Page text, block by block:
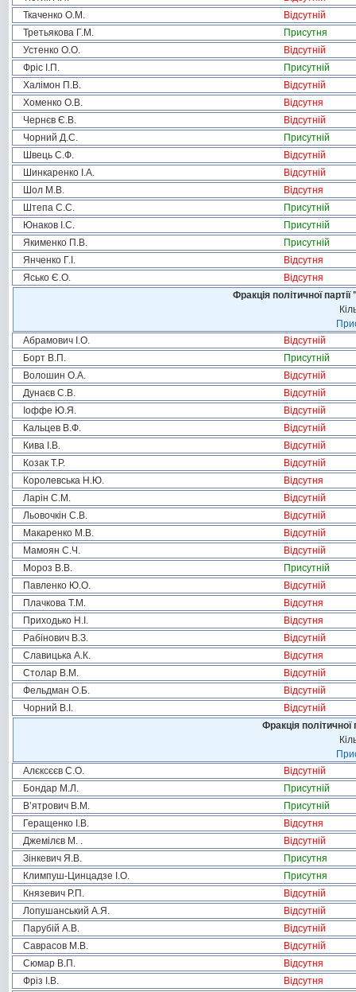
Ткаченко О.М.
Відсутній
Третьякова Г.М.
Присутня
Устенко О.О.
Відсутній
Фріс І.П.
Присутній
Халімон П.В.
Відсутній
Хоменко О.В.
Відсутня
Чернєв Є.В.
Відсутній
Чорний Д.С.
Присутній
Швець С.Ф.
Відсутній
Шинкаренко І.А.
Відсутній
Шол М.В.
Відсутня
Штепа С.С.
Присутній
Юнаков І.С.
Присутній
Якименко П.В.
Присутній
Янченко Г.І.
Відсутня
Ясько Є.О.
Відсутня
Фракція політичної
Абрамович І.О.
Відсутній
Борт В.П.
Присутній
Волошин О.А.
Відсутній
Дунаєв С.В.
Відсутній
Іоффе Ю.Я.
Відсутній
Кальцев В.Ф.
Відсутній
Кива І.В.
Відсутній
Козак Т.Р.
Відсутній
Королевська Н.Ю.
Відсутня
Ларін С.М.
Відсутній
Льовочкін С.В.
Відсутній
Макаренко М.В.
Відсутній
Мамоян С.Ч.
Відсутній
Мороз В.В.
Присутній
Павленко Ю.О.
Відсутній
Плачкова Т.М.
Відсутня
Приходько Н.І.
Відсутня
Рабінович В.З.
Відсутній
Славицька А.К.
Відсутня
Столар В.М.
Відсутній
Фельдман О.Б.
Відсутній
Чорний В.І.
Відсутній
Фракція
Алєксєєв С.О.
Відсутній
Бондар М.Л.
Присутній
В’ятрович В.М.
Присутній
Геращенко І.В.
Відсутня
Джемілєв М. .
Відсутній
Зінкевич Я.В.
Присутня
Климпуш-Цинцадзе І.О.
Присутня
Князевич Р.П.
Відсутній
Лопушанський А.Я.
Відсутній
Парубій А.В.
Відсутній
Саврасов М.В.
Відсутній
Сюмар В.П.
Відсутня
Фріз І.В.
Відсутня